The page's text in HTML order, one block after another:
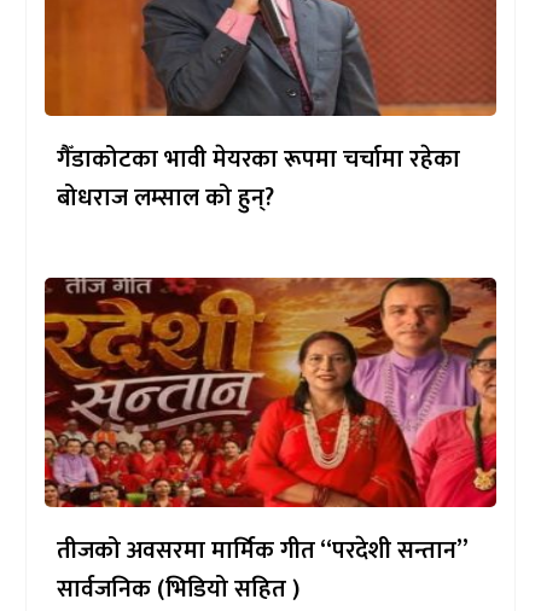
गैँडाकोटका भावी मेयरका रूपमा चर्चामा रहेका
बोधराज लम्साल को हुन्?
तीजको अवसरमा मार्मिक गीत “परदेशी सन्तान”
सार्वजनिक (भिडियो सहित )